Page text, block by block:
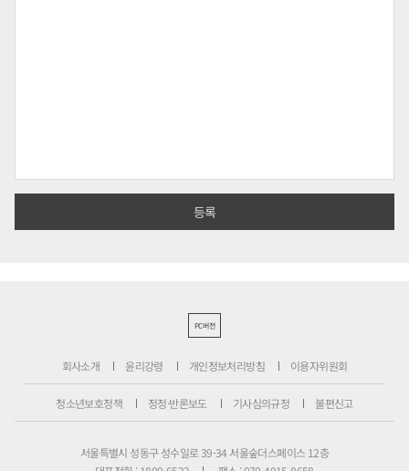
PC버전
회사소개 윤리강령 개인정보처리방침 이용자위원회
청소년보호정책 정정·반론보도 기사심의규정 불편신고
서울특별시 성동구 성수일로 39-34 서울숲더스페이스 12층